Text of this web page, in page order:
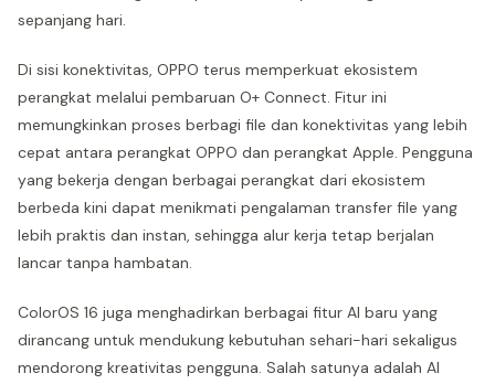
sepanjang hari.
Di sisi konektivitas, OPPO terus memperkuat ekosistem
perangkat melalui pembaruan O+ Connect. Fitur ini
memungkinkan proses berbagi file dan konektivitas yang lebih
cepat antara perangkat OPPO dan perangkat Apple. Pengguna
yang bekerja dengan berbagai perangkat dari ekosistem
berbeda kini dapat menikmati pengalaman transfer file yang
lebih praktis dan instan, sehingga alur kerja tetap berjalan
lancar tanpa hambatan.
ColorOS 16 juga menghadirkan berbagai fitur AI baru yang
dirancang untuk mendukung kebutuhan sehari-hari sekaligus
mendorong kreativitas pengguna. Salah satunya adalah AI